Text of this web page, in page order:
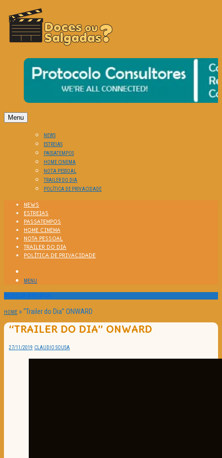
DOCES OU SALGADAS?
O Cinema? Uma Paixão!!
Menu
NEWS
ESTREIAS
PASSATEMPOS
HOME CINEMA
NOTA PESSOAL
TRAILER DO DIA
POLÍTICA DE PRIVACIDADE
NEWS
ESTREIAS
PASSATEMPOS
HOME CINEMA
NOTA PESSOAL
TRAILER DO DIA
POLÍTICA DE PRIVACIDADE
MENU
Passatempos
HOME »“Trailer do Dia” ONWARD
“TRAILER DO DIA” ONWARD
27/11/2019 CLAUDIO SOUSA